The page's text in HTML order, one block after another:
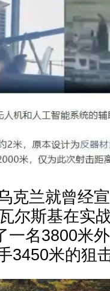
克兰就曾经
尔斯基在实
一名3800米
3450米的狙